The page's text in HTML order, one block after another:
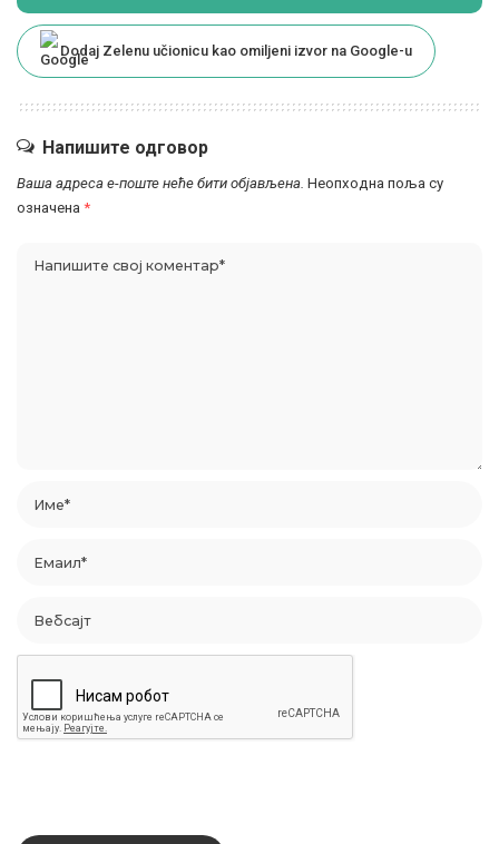
Dodaj Zelenu učionicu kao omiljeni izvor na Google-u
Напишите одговор
Ваша адреса е-поште неће бити објављена. Неопходна поља су
означена *